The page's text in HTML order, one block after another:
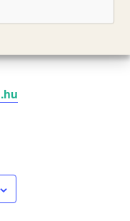
csoportok
kötött;